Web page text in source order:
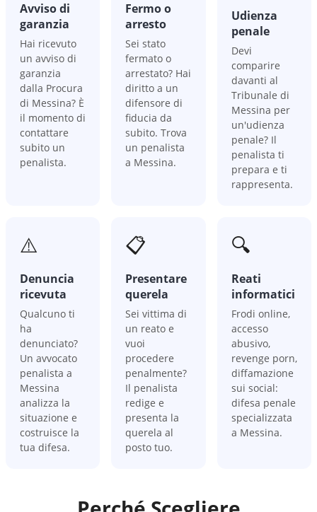
Avviso di
garanzia
Hai ricevuto
un avviso di
garanzia
dalla Procura
di Messina? È
il momento di
contattare
subito un
penalista.
Fermo o
arresto
Sei stato
fermato o
arrestato? Hai
diritto a un
difensore di
fiducia da
subito. Trova
un penalista
a Messina.
Udienza
penale
Devi
comparire
davanti al
Tribunale di
Messina per
un'udienza
penale? Il
penalista ti
prepara e ti
rappresenta.
⚠️
Denuncia
ricevuta
Qualcuno ti
ha
denunciato?
Un avvocato
penalista a
Messina
analizza la
situazione e
costruisce la
tua difesa.
📋
Presentare
querela
Sei vittima di
un reato e
vuoi
procedere
penalmente?
Il penalista
redige e
presenta la
querela al
posto tuo.
🔍
Reati
informatici
Frodi online,
accesso
abusivo,
revenge porn,
diffamazione
sui social:
difesa penale
specializzata
a Messina.